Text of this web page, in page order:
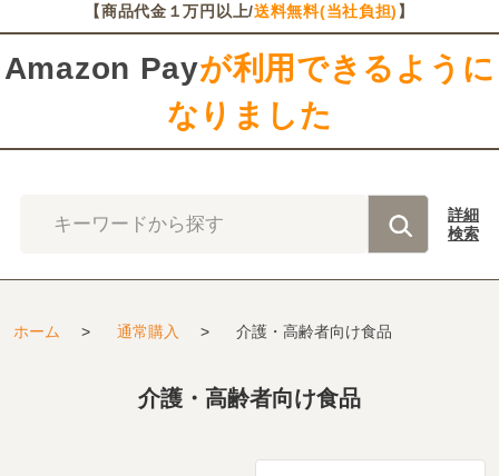
【商品代金１万円以上/送料無料(当社負担) 】
Amazon Payが利用できるように
なりました
キーワードから探す
詳細
検索
ホーム > 通常購入 > 介護・高齢者向け食品
介護・高齢者向け食品